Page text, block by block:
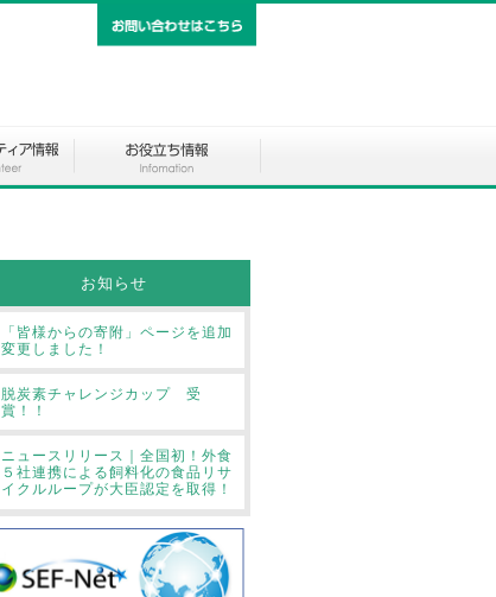
お知らせ
「皆様からの寄附」ページを追加
変更しました！
脱炭素チャレンジカップ 受
賞！！
ニュースリリース｜全国初！外食
５社連携による飼料化の食品リサ
イクルループが大臣認定を取得！